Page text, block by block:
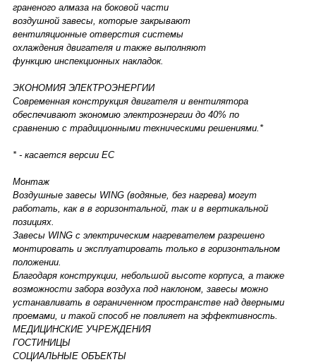
граненого алмаза на боковой части
воздушной завесы, которые закрывают
вентиляционные отверстия системы
охлаждения двигателя и также выполняют
функцию инспекционных накладок.
ЭКОНОМИЯ ЭЛЕКТРОЭНЕРГИИ
Современная конструкция двигателя и вентилятора
обеспечивают экономию электроэнергии до 40% по
сравнению с традиционными техническими решениями.*
* - касается версии EC
Монтаж
Воздушные завесы WING (водяные, без нагрева) могут
работать, как в в горизонтальной, так и в вертикальной
позициях.
Завесы WING c электрическим нагревателем разрешено
монтировать и эксплуатировать только в горизонтальном
положении.
Благодаря конструкции, небольшой высоте корпуса, а также
возможности забора воздуха под наклоном, завесы можно
устанавливать в ограниченном пространстве над дверными
проемами, и такой способ не повлияет на эффективность.
МЕДИЦИНСКИЕ УЧРЕЖДЕНИЯ
ГОСТИНИЦЫ
СОЦИАЛЬНЫЕ ОБЪЕКТЫ